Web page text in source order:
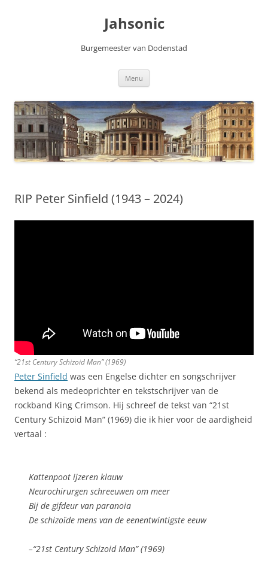
Jahsonic
Burgemeester van Dodenstad
Menu
RIP Peter Sinfield (1943 – 2024)
“21st Century Schizoid Man” (1969)
Peter Sinfield was een Engelse dichter en songschrijver
bekend als medeoprichter en tekstschrijver van de
rockband King Crimson. Hij schreef de tekst van “21st
Century Schizoid Man” (1969) die ik hier voor de aardigheid
vertaal :
Kattenpoot ijzeren klauw
Neurochirurgen schreeuwen om meer
Bij de gifdeur van paranoia
De schizoïde mens van de eenentwintigste eeuw
–“21st Century Schizoid Man” (1969)